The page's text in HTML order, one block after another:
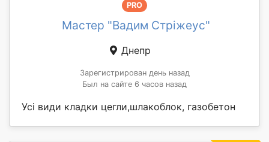
PRO
Мастер "Вадим Стріжеус"
Днепр
Зарегистрирован день назад
Был на сайте 6 часов назад
Усі види кладки цегли,шлакоблок, газобетон